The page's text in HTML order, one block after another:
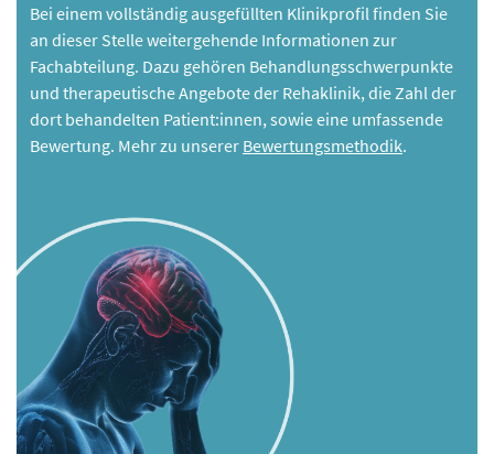
Bei einem vollständig ausgefüllten Klinikprofil finden Sie
an dieser Stelle weitergehende Informationen zur
Fachabteilung. Dazu gehören Behandlungsschwerpunkte
und therapeutische Angebote der Rehaklinik, die Zahl der
dort behandelten Patient:innen, sowie eine umfassende
Bewertung. Mehr zu unserer Bewertungsmethodik.